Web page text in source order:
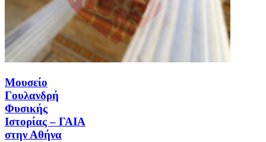
Μουσείο
Γουλανδρή
Φυσικής
Ιστορίας – ΓΑΙΑ
στην Αθήνα